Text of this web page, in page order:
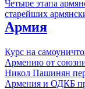
Четыре этапа
старейших
Армия
Курс на
Армению от
Никол Пашинян
Армения и ОДКБ